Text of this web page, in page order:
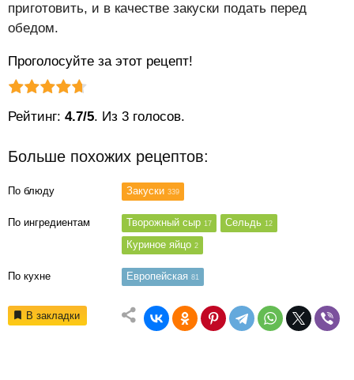
приготовить, и в качестве закуски подать перед
обедом.
Проголосуйте за этот рецепт!
Рейтинг статьи:
Рейтинг: 4.7/5. Из 3 голосов.
Больше похожих рецептов:
По блюду Закуски 339
По ингредиентам Творожный сыр 17 Сельдь 12
Куриное яйцо 2
По кухне Европейская 81
В закладки